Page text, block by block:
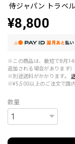
侍ジャパン トラベ
¥8,800
※この商品は、最短で8月14
追加される場合があります）
※別途送料がかかります。
※¥5,500以上のご注文で国
数量